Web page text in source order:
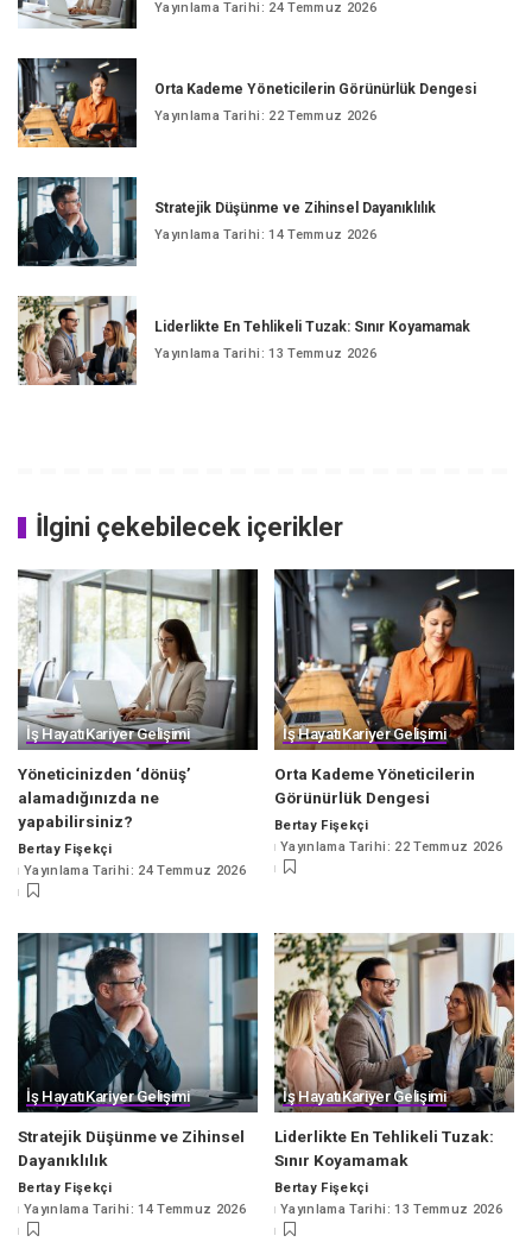
Yayınlama Tarihi: 24 Temmuz 2026
Orta Kademe Yöneticilerin Görünürlük Dengesi
Yayınlama Tarihi: 22 Temmuz 2026
Stratejik Düşünme ve Zihinsel Dayanıklılık
Yayınlama Tarihi: 14 Temmuz 2026
Liderlikte En Tehlikeli Tuzak: Sınır Koyamamak
Yayınlama Tarihi: 13 Temmuz 2026
İlgini çekebilecek içerikler
İş HayatıKariyer Gelişimi
Yöneticinizden ‘dönüş’
alamadığınızda ne
yapabilirsiniz?
Posted
by
Bertay Fişekçi
Yayınlama Tarihi: 24 Temmuz 2026
İş HayatıKariyer Gelişimi
Orta Kademe Yöneticilerin
Görünürlük Dengesi
Posted
by
Bertay Fişekçi
Yayınlama Tarihi: 22 Temmuz 2026
İş HayatıKariyer Gelişimi
Stratejik Düşünme ve Zihinsel
Dayanıklılık
Posted
by
Bertay Fişekçi
Yayınlama Tarihi: 14 Temmuz 2026
İş HayatıKariyer Gelişimi
Liderlikte En Tehlikeli Tuzak:
Sınır Koyamamak
Posted
by
Bertay Fişekçi
Yayınlama Tarihi: 13 Temmuz 2026